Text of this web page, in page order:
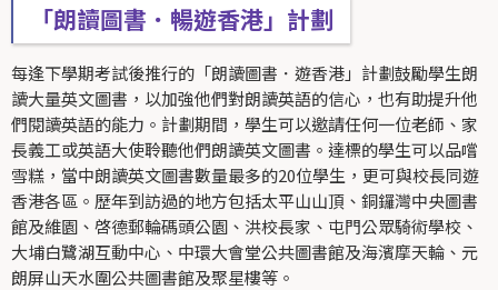
「朗讀圖書．暢遊香港」計劃
每逢下學期考試後推行的「朗讀圖書．遊香港」計劃鼓勵學生朗
讀大量英文圖書，以加強他們對朗讀英語的信心，也有助提升他
們閱讀英語的能力。計劃期間，學生可以邀請任何一位老師、家
長義工或英語大使聆聽他們朗讀英文圖書。達標的學生可以品嚐
雪糕，當中朗讀英文圖書數量最多的20位學生，更可與校長同遊
香港各區。歷年到訪過的地方包括太平山山頂、銅鑼灣中央圖書
館及維園、啓德郵輪碼頭公園、洪校長家、屯門公眾騎術學校、
大埔白鷺湖互動中心、中環大會堂公共圖書館及海濱摩天輪、元
朗屏山天水圍公共圖書館及聚星樓等。